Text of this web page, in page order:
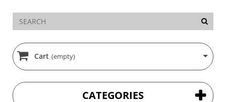
Cart (empty)
CATEGORIES